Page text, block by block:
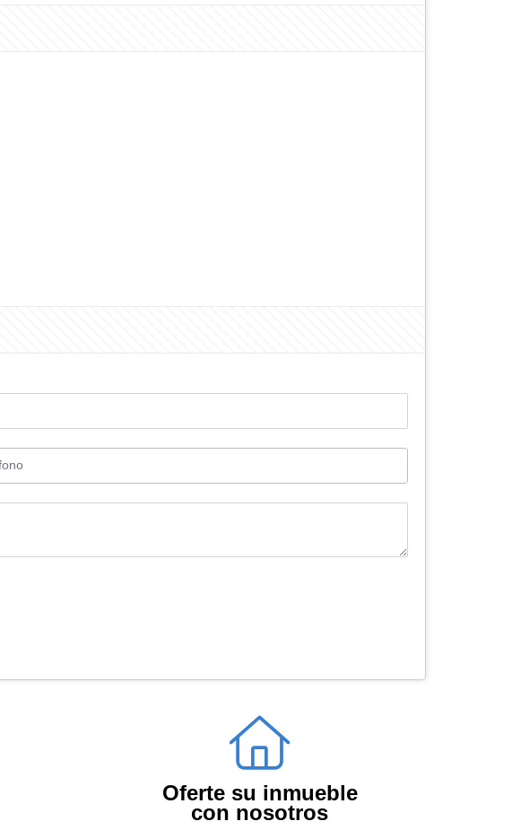
Oferte su inmueble
con nosotros